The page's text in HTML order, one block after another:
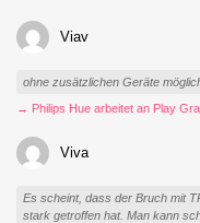
Viav
ohne zusätzlichen Geräte
→ Philips Hue arbeitet an Play
Viva
Es scheint, dass der Bruch mit
stark getroffen hat. Man kann